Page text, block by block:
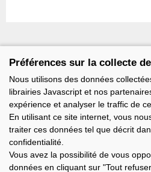
Préférences sur la collecte
Nous utilisons des données
librairies Javascript et nos
expérience et analyser le traffic de
En utilisant ce site internet, vous
traiter ces données tel que décrit
confidentialité.
Vous avez la possibilité de vous
données en cliquant sur "Tout